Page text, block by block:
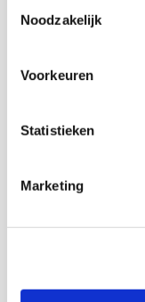
Noodzakelijk
Voorkeuren
Statistieken
Marketing